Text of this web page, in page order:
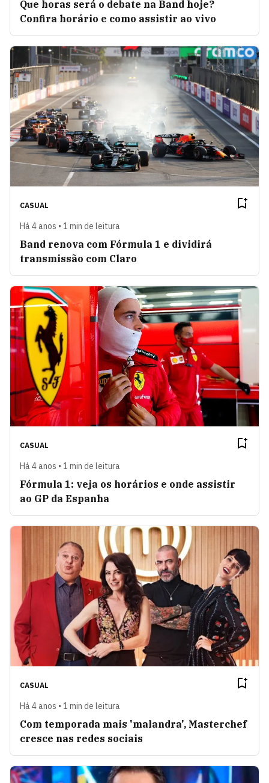
Que horas será o debate na Band hoje?
Confira horário e como assistir ao vivo
CASUAL
Há 4 anos • 1 min de leitura
Band renova com Fórmula 1 e dividirá
transmissão com Claro
CASUAL
Há 4 anos • 1 min de leitura
Fórmula 1: veja os horários e onde assistir
ao GP da Espanha
CASUAL
Há 4 anos • 1 min de leitura
Com temporada mais 'malandra', Masterchef
cresce nas redes sociais